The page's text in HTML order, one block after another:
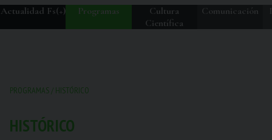
Actualidad Fs(+) Programas
Cultura
Científica
Comunicación
PROGRAMAS / HISTÓRICO
HISTÓRICO